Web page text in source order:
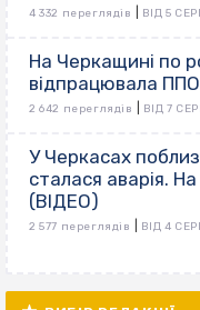
4 332 переглядів ВІД 5
На Черкащині по
відпрацювала
2 642 переглядів ВІД 7
У Черкасах
сталася аварія.
(ВІДЕО)
2 577 переглядів ВІД 4